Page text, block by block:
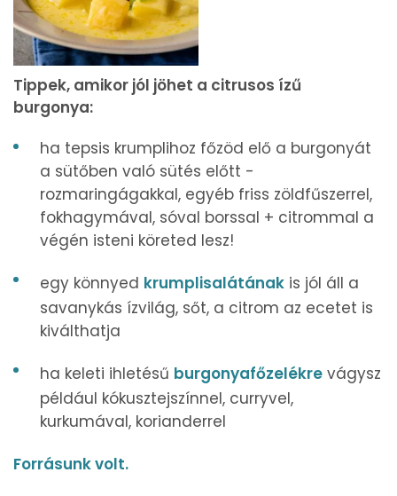
Tippek, amikor jól jöhet a citrusos ízű
burgonya:
ha tepsis krumplihoz főzöd elő a burgonyát
a sütőben való sütés előtt -
rozmaringágakkal, egyéb friss zöldfűszerrel,
fokhagymával, sóval borssal + citrommal a
végén isteni köreted lesz!
egy könnyed krumplisalátának is jól áll a
savanykás ízvilág, sőt, a citrom az ecetet is
kiválthatja
ha keleti ihletésű burgonyafőzelékre vágysz
például kókusztejszínnel, curryvel,
kurkumával, korianderrel
Forrásunk volt.